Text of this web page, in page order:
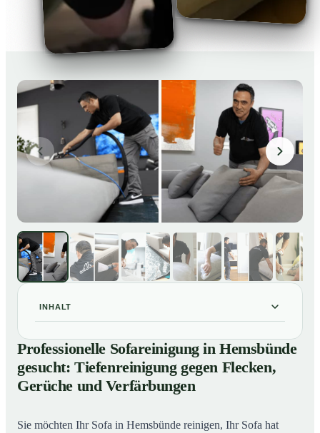
INHALT
01 Professionelle Sofareinigung in Hemsbünde gesucht:
Tiefenreinigung gegen Flecken, Gerüche und
Verfärbungen
02So wird Ihr Sofa in Hemsbünde wieder wie neu
Professionelle Sofareinigung in Hemsbünde
gesucht: Tiefenreinigung gegen Flecken,
Gerüche und Verfärbungen
Sie möchten Ihr Sofa in Hemsbünde reinigen, Ihr Sofa hat